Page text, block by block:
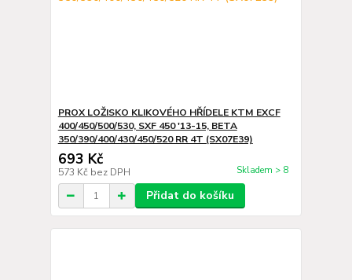
PROX LOŽISKO KLIKOVÉHO HŘÍDELE KTM EXCF
400/450/500/530, SXF 450 '13-15, BETA
350/390/400/430/450/520 RR 4T (SX07E39)
693 Kč
573 Kč bez DPH Skladem > 8
Přidat do košíku